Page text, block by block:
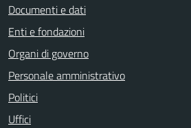
Documenti e dati
Enti e fondazioni
Organi di governo
Personale amministrativo
Politici
Uffici